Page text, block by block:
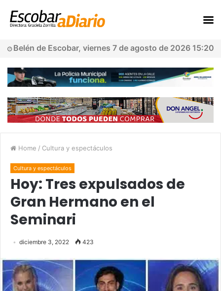
Belén de Escobar, viernes 7 de agosto de 2026 15:20
Home / Cultura y espectáculos
Cultura y espectáculos
Hoy: Tres expulsados de
Gran Hermano en el
Seminari
diciembre 3, 2022 423